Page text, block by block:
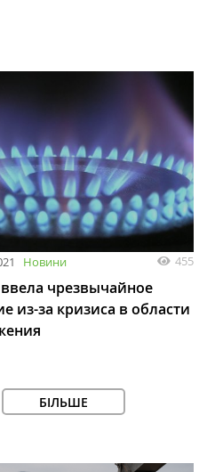
Новини 455
чрезвычайное
из-за кризиса в области
БІЛЬШЕ